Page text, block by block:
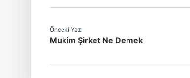
Önceki Yazı
Mukim Şirket Ne Demek